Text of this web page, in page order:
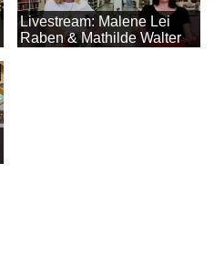
Livestream: Malene Lei
Raben & Mathilde Walter